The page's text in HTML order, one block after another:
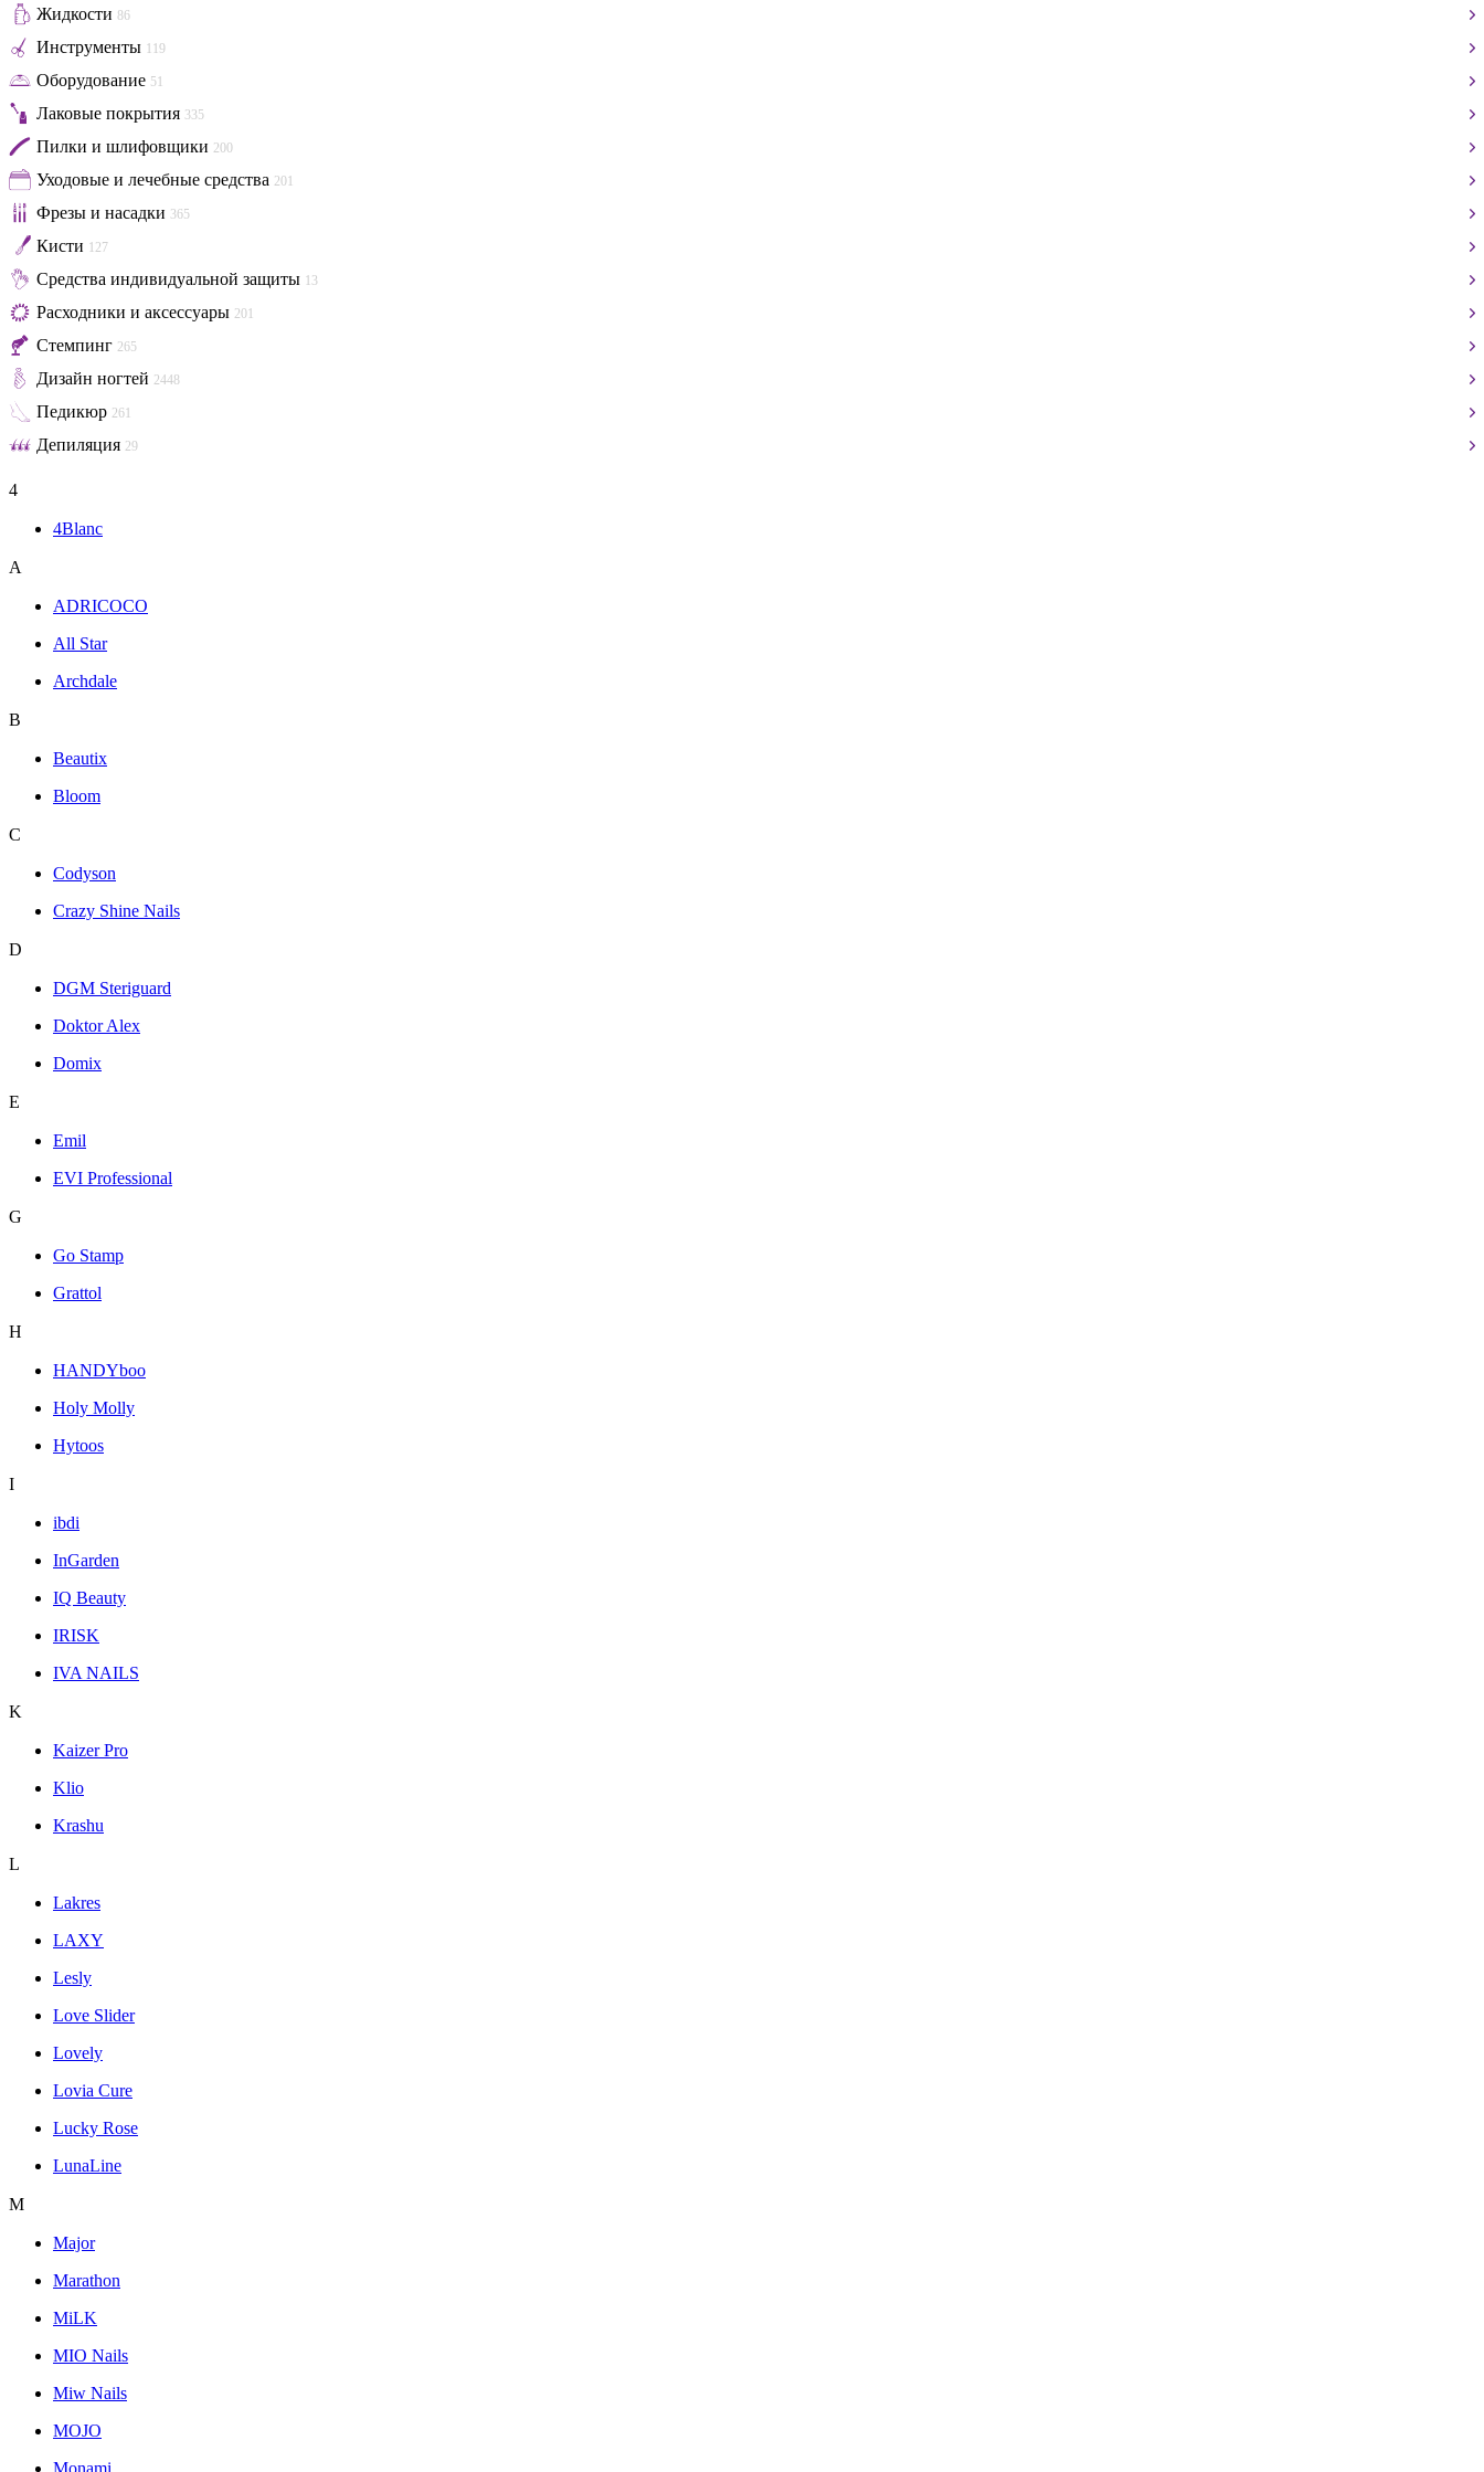
Жидкости 86
Инструменты 119
Оборудование 51
Лаковые покрытия 335
Пилки и шлифовщики 200
Уходовые и лечебные средства 201
Фрезы и насадки 365
Кисти 127
Средства индивидуальной защиты 13
Расходники и аксессуары 201
Стемпинг 265
Дизайн ногтей 2448
Педикюр 261
Депиляция 29
4
4Blanc
A
ADRICOCO
All Star
Archdale
B
Beautix
Bloom
C
Codyson
Crazy Shine Nails
D
DGM Steriguard
Doktor Alex
Domix
E
Emil
EVI Professional
G
Go Stamp
Grattol
H
HANDYboo
Holy Molly
Hytoos
I
ibdi
InGarden
IQ Beauty
IRISK
IVA NAILS
K
Kaizer Pro
Klio
Krashu
L
Lakres
LAXY
Lesly
Love Slider
Lovely
Lovia Cure
Lucky Rose
LunaLine
M
Major
Marathon
MiLK
MIO Nails
Miw Nails
MOJO
Monami